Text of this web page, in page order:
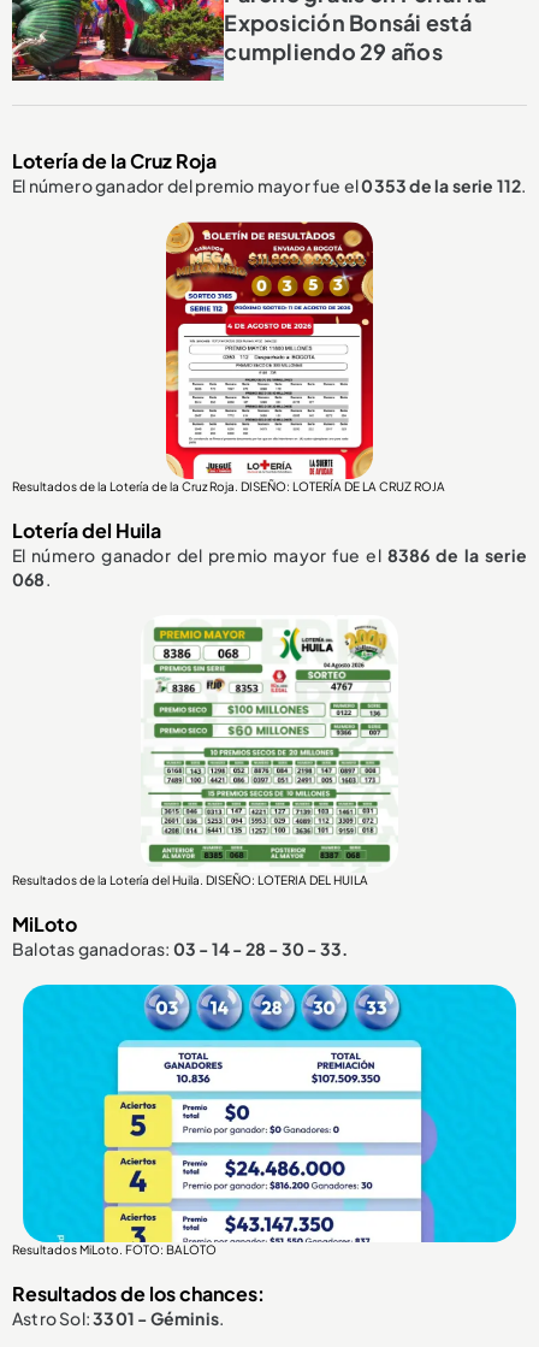
Exposición Bonsái está
cumpliendo 29 años
Lotería de la Cruz Roja
El número ganador del premio mayor fue el0353de la serie 112.
Resultados de la Lotería de la Cruz Roja. DISEÑO: LOTERÍA DE LA CRUZ ROJA
Lotería del Huila
El número ganador del premio mayor fue el 8386 de la serie
068.
Resultados de la Lotería del Huila. DISEÑO: LOTERIA DEL HUILA
MiLoto
Balotas ganadoras: 03 - 14 - 28 - 30 - 33.
Resultados MiLoto. FOTO: BALOTO
Resultados de los chances:
Astro Sol:3301 - Géminis.